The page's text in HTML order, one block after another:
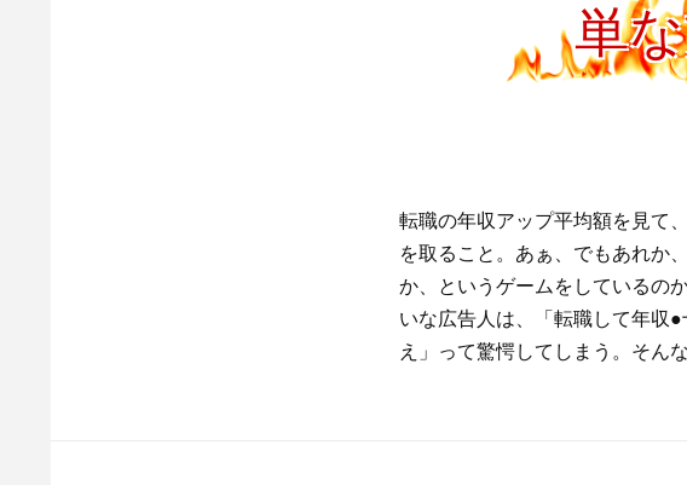
単
転職の年収アップ平均額を見て
を取ること。あぁ、でもあれか
か、というゲームをしているの
いな広告人は、「転職して年収
え」って驚愕してしまう。そん